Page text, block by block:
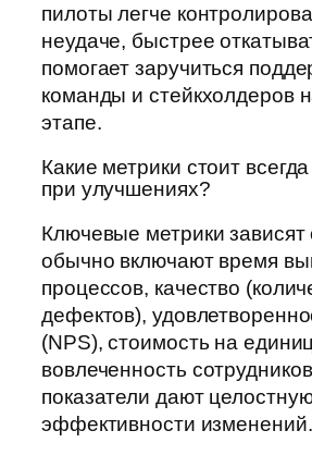
пилоты легче
неудаче, быстрее
помогает заручиться
команды и стейкхолдеров
этапе.
Какие метрики стоит
при улучшениях?
Ключевые метрики зависят
обычно включают время
процессов, качество
дефектов),
(NPS), стоимость на
вовлеченность
показатели дают
эффективности изменений.